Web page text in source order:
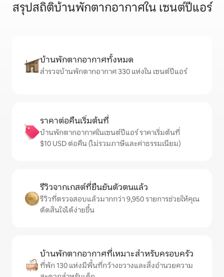
สรุปสถิติบ้านพักตากอากาศใน เซนต์ปีแอร์
บ้านพักตากอากาศทั้งหมด
สำรวจบ้านพักตากอากาศ 330 แห่งใน เซนต์ปีแอร์
ราคาต่อคืนเริ่มต้นที่
บ้านพักตากอากาศในเซนต์ปีแอร์ ราคาเริ่มต้นที่
$10 USD ต่อคืน (ไม่รวมภาษีและค่าธรรมเนียม)
รีวิวจากเกสต์ที่ยืนยันตัวตนแล้ว
รีวิวที่ตรวจสอบแล้วมากกว่า 9,950 รายการช่วยให้คุณ
ตัดสินใจได้ง่ายขึ้น
บ้านพักตากอากาศที่เหมาะสำหรับครอบครัว
ที่พัก 130 แห่งมีพื้นที่กว้างขวางและสิ่งอำนวยความ